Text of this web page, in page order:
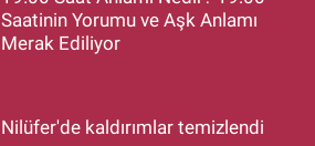
Saatinin Yorumu ve Aşk Anlamı
Merak Ediliyor
Nilüfer'de kaldırımlar temizlendi